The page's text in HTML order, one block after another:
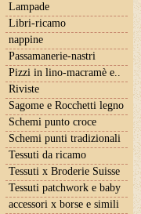
Lampade
Libri-ricamo
nappine
Passamanerie-nastri
Pizzi in lino-macramè e..
Riviste
Sagome e Rocchetti legno
Schemi punto croce
Schemi punti tradizionali
Tessuti da ricamo
Tessuti x Broderie Suisse
Tessuti patchwork e baby
accessori x borse e simili